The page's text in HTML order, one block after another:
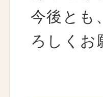
今後とも
ろしくお